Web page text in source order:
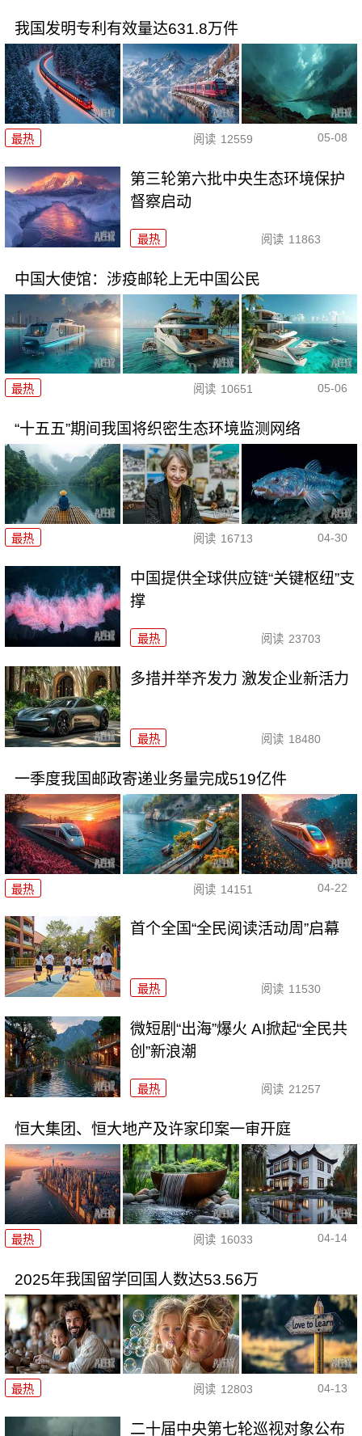
我国发明专利有效量达631.8万件
最热 阅读 12559 05-08
第三轮第六批中央生态环境保护
督察启动
最热 阅读 11863
中国大使馆：涉疫邮轮上无中国公民
最热 阅读 10651 05-06
“十五五”期间我国将织密生态环境监测网络
最热 阅读 16713 04-30
中国提供全球供应链“关键枢纽”支
撑
最热 阅读 23703
多措并举齐发力 激发企业新活力
最热 阅读 18480
一季度我国邮政寄递业务量完成519亿件
最热 阅读 14151 04-22
首个全国“全民阅读活动周”启幕
最热 阅读 11530
微短剧“出海”爆火 AI掀起“全民共
创”新浪潮
最热 阅读 21257
恒大集团、恒大地产及许家印案一审开庭
最热 阅读 16033 04-14
2025年我国留学回国人数达53.56万
最热 阅读 12803 04-13
二十届中央第七轮巡视对象公布